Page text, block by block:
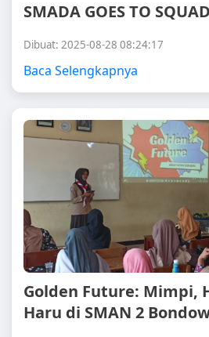
SMADA GOES TO
Dibuat: 2025-08-28 08:24:17
Baca Selengkapnya
Golden Future: Mimpi,
Haru di SMAN 2